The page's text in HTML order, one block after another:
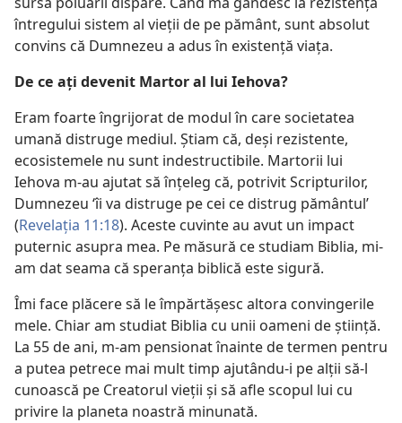
întregului sistem al vieţii de pe pământ, sunt absolut
convins că Dumnezeu a adus în existenţă viaţa.
De ce aţi devenit Martor al lui Iehova?
Eram foarte îngrijorat de modul în care societatea
umană distruge mediul. Ştiam că, deşi rezistente,
ecosistemele nu sunt indestructibile. Martorii lui
Iehova m-au ajutat să înţeleg că, potrivit Scripturilor,
Dumnezeu ‘îi va distruge pe cei ce distrug pământul’
(Revelaţia 11:18). Aceste cuvinte au avut un impact
puternic asupra mea. Pe măsură ce studiam Biblia, mi-
am dat seama că speranţa biblică este sigură.
Îmi face plăcere să le împărtăşesc altora convingerile
mele. Chiar am studiat Biblia cu unii oameni de ştiinţă.
La 55 de ani, m-am pensionat înainte de termen pentru
a putea petrece mai mult timp ajutându-i pe alţii să-l
cunoască pe Creatorul vieţii şi să afle scopul lui cu
privire la planeta noastră minunată.